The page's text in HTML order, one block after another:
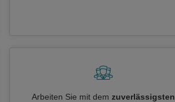
Arbeiten Sie mit dem zuverlässigsten